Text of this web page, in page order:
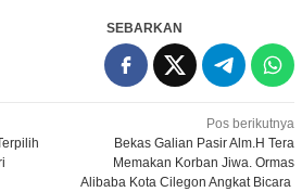
SEBARKAN
Pos berikutnya
Bekas Galian Pasir Alm.H Tera
Memakan Korban Jiwa. Ormas
Alibaba Kota Cilegon Angkat Bicara